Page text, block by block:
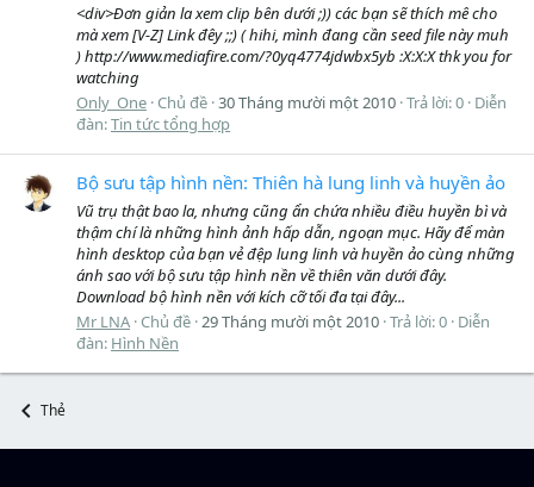
<div>Đơn giản la xem clip bên dưới ;)) các bạn sẽ thích mê cho
mà xem [V-Z] Link đêy ;;) ( hihi, mình đang cần seed file này muh
) http://www.mediafire.com/?0yq4774jdwbx5yb :X:X:X thk you for
watching
Only_One Chủ đề 30 Tháng mười một 2010 Trả lời: 0 Diễn
đàn:Tin tức tổng hợp
Bộ sưu tập hình nền: Thiên hà lung linh và huyền ảo
Vũ trụ thật bao la, nhưng cũng ẩn chứa nhiều điều huyền bì và
thậm chí là những hình ảnh hấp dẫn, ngoạn mục. Hãy để màn
hình desktop của bạn vẻ đệp lung linh và huyền ảo cùng những
ánh sao với bộ sưu tập hình nền về thiên văn dưới đây.
Download bộ hình nền với kích cỡ tối đa tại đây...
Mr LNA Chủ đề 29 Tháng mười một 2010 Trả lời: 0 Diễn
đàn: Hình Nền
Thẻ